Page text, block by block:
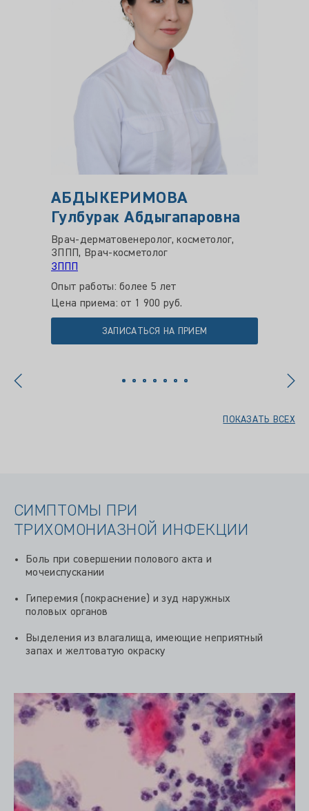
АБДЫКЕРИМОВА
Гулбурак Абдыгапаровна
Врач-дерматовенеролог, косметолог,
ЗППП, Врач-косметолог
ЗППП
Опыт работы: более 5 лет
Цена приема: от 1 900 руб.
ЗАПИСАТЬСЯ НА ПРИЕМ
ПОКАЗАТЬ ВСЕХ
СИМПТОМЫ ПРИ
ТРИХОМОНИАЗНОЙ ИНФЕКЦИИ
Боль при совершении полового акта и
мочеиспускании
Гиперемия (покраснение) и зуд наружных
половых органов
Выделения из влагалища, имеющие неприятный
запах и желтоватую окраску